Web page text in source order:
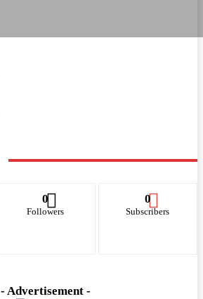
0
Followers
0
Subscribers
- Advertisement -